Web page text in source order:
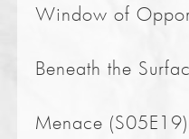
Window of
Beneath the
Menace (S05E19)